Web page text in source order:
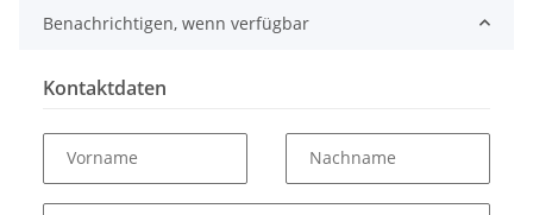
Benachrichtigen, wenn verfügbar
Kontaktdaten
Vorname Nachname